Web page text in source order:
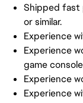
Shipped fast
or similar.
Experience
Experience
game
Experience
Experience